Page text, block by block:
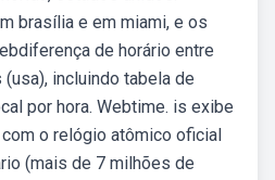
brasília e em miami, e os
de horário entre
incluindo tabela de
por hora. Webtime. is exibe
o relógio atômico oficial
(mais de 7 milhões de